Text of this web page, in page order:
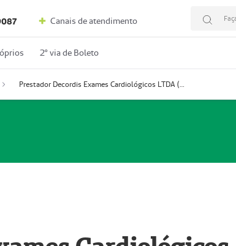
Canais de atendimento
2º via de Boleto
Prestador Decordis Exames Cardiológicos LTDA (51004346-0)